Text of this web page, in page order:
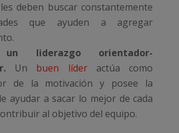
deben buscar constantemente
que ayuden a agregar
liderazgo orientador-
Un buen líderactúa como
de la motivación y posee la
ayudar a sacar lo mejor de cada
al objetivo del equipo.